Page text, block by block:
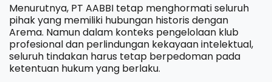
Menurutnya, PT AABBI tetap menghormati seluruh
pihak yang memiliki hubungan historis dengan
Arema. Namun dalam konteks pengelolaan klub
profesional dan perlindungan kekayaan intelektual,
seluruh tindakan harus tetap berpedoman pada
ketentuan hukum yang berlaku.